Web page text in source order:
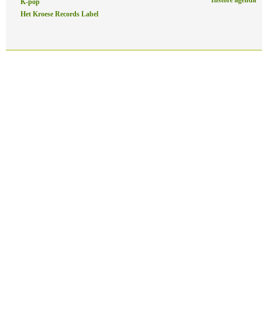
K-pop
Het Kroese Records Label